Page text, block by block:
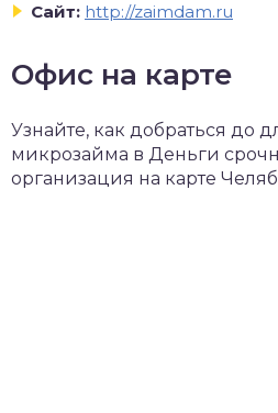
Сайт: http://zaimdam.ru
Офис на карте
Узнайте, как добраться до
микрозайма в Деньги
организация на карте